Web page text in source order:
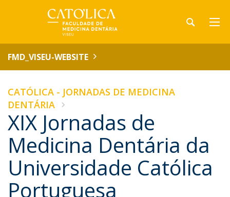
FMD_VISEU-WEBSITE
CATÓLICA - JORNADAS DE MEDICINA
DENTÁRIA
XIX Jornadas de
Medicina Dentária da
Universidade Católica
Portuguesa